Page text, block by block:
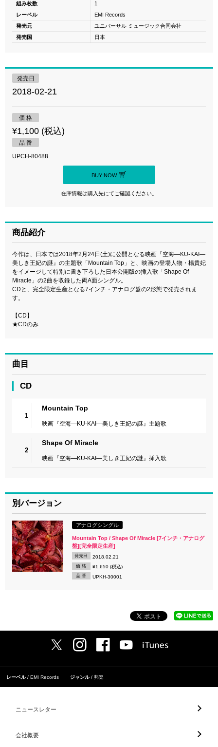
組み枚数
1
レーベル
EMI Records
発売元
ユニバーサル ミュージック合同会社
発売国
日本
発売日
2018-02-21
価 格
¥1,100 (税込)
品 番
UPCH-80488
BUY NOW
在庫情報は購入先にてご確認ください。
商品紹介
今作は、日本では2018年2月24日(土)に公開となる映画『空海―KU-KAI―
美しき王妃の謎』の主題歌「Mountain Top」と、映画の登場人物・楊貴妃
をイメージして特別に書き下ろした日本公開版の挿入歌「Shape Of
Miracle」の2曲を収録した両A面シングル。
CDと、完全限定生産となる7インチ・アナログ盤の2形態で発売されま
す。
【CD】
★CDのみ
曲目
CD
1
Mountain Top
映画『空海―KU-KAI―美しき王妃の謎』主題歌
2
Shape Of Miracle
映画『空海―KU-KAI―美しき王妃の謎』挿入歌
別バージョン
アナログシングル
Mountain Top / Shape Of Miracle [7インチ・アナログ
盤][完全限定生産]
発売日 2018.02.21
価 格 ¥1,650 (税込)
品 番 UPKH-30001
レーベル EMI Records ジャンル 邦楽
ニュースレター
会社概要